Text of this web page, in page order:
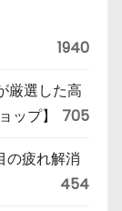
1940
厳選した高
ップ】
705
の疲れ解消
454